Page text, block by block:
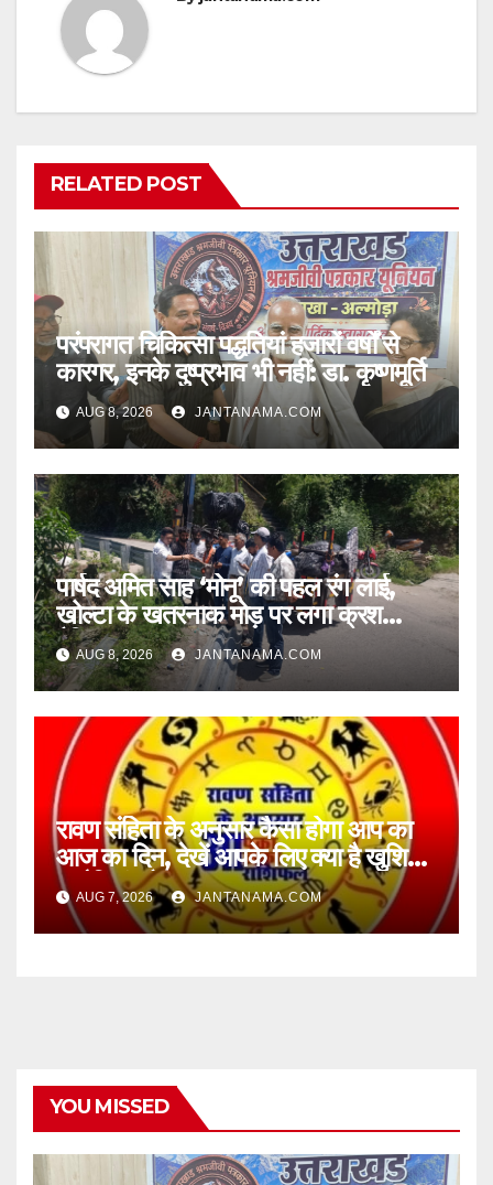
RELATED POST
परंपरागत चिकित्सा पद्धतियां हजारों वर्षों से
कारगर, इनके दुष्प्रभाव भी नहीं: डा. कृष्णमूर्ति
AUG 8, 2026 JANTANAMA.COM
पार्षद अमित साह ‘मोनू’ की पहल रंग लाई,
खोल्टा के खतरनाक मोड़ पर लगा क्रश
बैरियर
AUG 8, 2026 JANTANAMA.COM
रावण संहिता के अनुसार कैसा होगा आप का
आज का दिन, देखें आपके लिए क्या है खुशियां,
चुनौतियां और नए अवसर
AUG 7, 2026 JANTANAMA.COM
YOU MISSED